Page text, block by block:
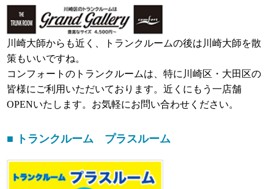
川崎大師からも近く、トランクルームの後は川崎大師を散
策もいいですね。
コンフォートのトランクルームは、特に川崎区・大田区の
皆様にご利用いただいております。近くにもう一店舗
OPENいたします。お気軽にお問い合わせください。
■ トランクルーム プラスルーム